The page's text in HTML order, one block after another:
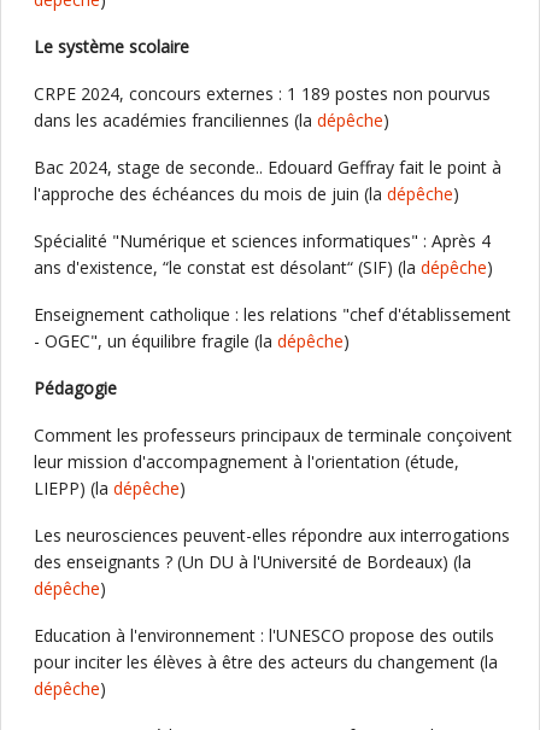
Le système scolaire
CRPE 2024, concours externes : 1 189 postes non pourvus
dans les académies franciliennes (la dépêche)
Bac 2024, stage de seconde.. Edouard Geffray fait le point à
l'approche des échéances du mois de juin (la dépêche)
Spécialité "Numérique et sciences informatiques" : Après 4
ans d'existence, “le constat est désolant“ (SIF) (la dépêche)
Enseignement catholique : les relations "chef d'établissement
- OGEC", un équilibre fragile (la dépêche)
Pédagogie
Comment les professeurs principaux de terminale conçoivent
leur mission d'accompagnement à l'orientation (étude,
LIEPP) (la dépêche)
Les neurosciences peuvent-elles répondre aux interrogations
des enseignants ? (Un DU à l'Université de Bordeaux) (la
dépêche)
Education à l'environnement : l'UNESCO propose des outils
pour inciter les élèves à être des acteurs du changement (la
dépêche)